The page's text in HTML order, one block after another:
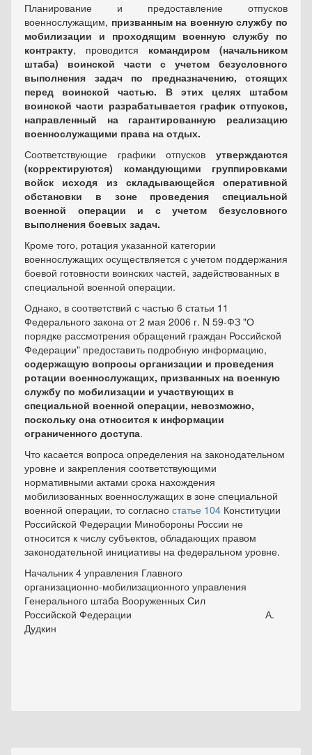
Планирование и предоставление отпусков
военнослужащим, призванным на военную службу по
мобилизации и проходящим военную службу по
контракту, проводится командиром (начальником
штаба) воинской части
с учетом безусловного
выполнения задач по предназначению, стоящих
перед воинской частью. В этих целях штабом
воинской части разрабатывается график отпусков,
направленный на гарантированную реализацию
военнослужащими права на отдых.
Соответствующие графики отпусков утверждаются
(корректируются) командующими группировками
войск исходя из складывающейся оперативной
обстановки в зоне проведения специальной
военной операции и с учетом безусловного
выполнения боевых задач.
Кроме того, ротация указанной категории
военнослужащих осуществляется с учетом поддержания
боевой готовности воинских частей, задействованных в
специальной военной операции.
Однако, в соответствий с частью 6 статьи 11
Федерального закона от 2 мая 2006 г. N 59-ФЗ "О
порядке рассмотрения обращений граждан Российской
Федерации" предоставить подробную информацию,
содержащую вопросы организации и проведения
ротации военнослужащих, призванных на военную
службу по мобилизации и участвующих в
специальной военной операции, невозможно,
поскольку она относится к информации
ограниченного доступа.
Что касается вопроса определения на законодательном
уровне и закрепления соответствующими
нормативными актами срока нахождения
мобилизованных военнослужащих в зоне специальной
военной операции, то согласно статье 104 Конституции
Российской Федерации Минобороны России не
относится к числу субъектов, обладающих правом
законодательной инициативы на федеральном уровне.
Начальник 4 управления Главного
организационно-мобилизационного управления
Генерального штаба Вооруженных Сил
Российской Федерации А.
Дудкин